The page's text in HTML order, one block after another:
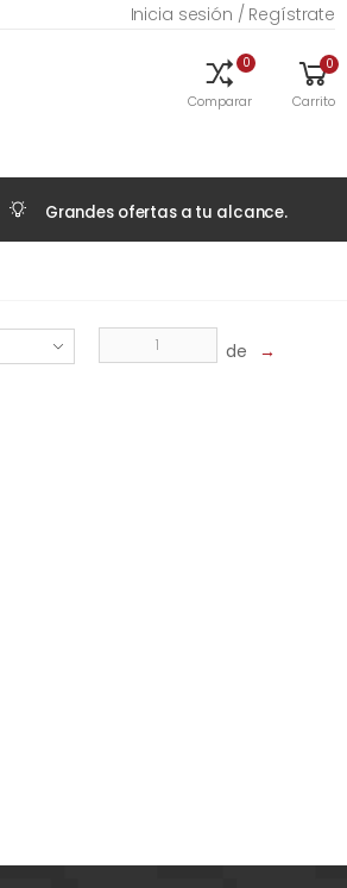
Inicia sesión / Regístrate
0
Comparar
0
Carrito
Grandes ofertas a tu alcance.
de →